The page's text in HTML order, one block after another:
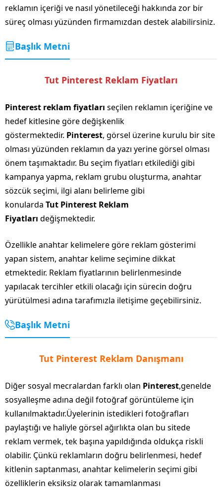
reklamın içeriği ve nasıl yönetileceği hakkında zor bir
süreç olması yüzünden firmamızdan destek alabilirsiniz.
Başlık Metni
Tut Pinterest Reklam Fiyatları
Pinterest reklam fiyatları seçilen reklamın içeriğine ve
hedef kitlesine göre değişkenlik
göstermektedir. Pinterest, görsel üzerine kurulu bir site
olması yüzünden reklamın da yazı yerine görsel olması
önem taşımaktadır. Bu seçim fiyatları etkilediği gibi
kampanya yapma, reklam grubu oluşturma, anahtar
sözcük seçimi, ilgi alanı belirleme gibi
konularda Tut Pinterest Reklam
Fiyatları değişmektedir.
Özellikle anahtar kelimelere göre reklam gösterimi
yapan sistem, anahtar kelime seçimine dikkat
etmektedir. Reklam fiyatlarının belirlenmesinde
yapılacak tercihler etkili olacağı için sürecin doğru
yürütülmesi adına tarafımızla iletişime geçebilirsiniz.
Başlık Metni
Tut Pinterest Reklam Danışmanı
Diğer sosyal mecralardan farklı olan Pinterest,genelde
sosyalleşme adına değil fotoğraf görüntüleme için
kullanılmaktadır.Üyelerinin istedikleri fotoğrafları
paylaştığı ve haliyle görsel ağırlıkta olan bu sitede
reklam vermek, tek başına yapıldığında oldukça riskli
olabilir. Çünkü reklamların doğru belirlenmesi, hedef
kitlenin saptanması, anahtar kelimelerin seçimi gibi
özelliklerin eksiksiz olarak tamamlanması